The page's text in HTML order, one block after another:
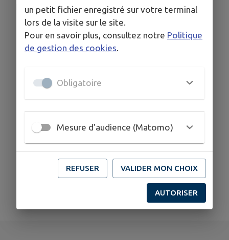
anne.marcker@wanadoo.fr
06 31 34 95 69
un petit fichier enregistré sur votre terminal
lors de la visite sur le site.
Pour en savoir plus, consultez notre Politique
de gestion des cookies
Obligatoire
Mesure d'audience (Matomo)
REFUSER VALIDER MON CHOIX
AUTORISER